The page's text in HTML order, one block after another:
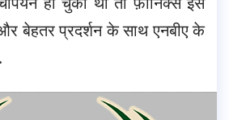
बेहतर प्रदर्शन के साथ एनबीए के